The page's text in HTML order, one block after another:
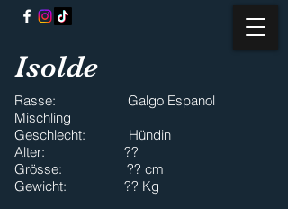
Isolde
Rasse: Galgo Espanol
Mischling
Geschlecht: Hündin
Alter: ??
Grösse: ?? cm
Gewicht: ?? Kg